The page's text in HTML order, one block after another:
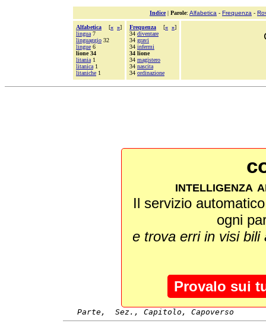
Indice| Parole: Alfabetica - Frequenza -
Alfabetica [« »]
lingua 7
linguaggio 32
lingue 6
lione 34
litania 1
litanica 1
litaniche 1
Frequenza [« »]
34 diventare
34 gravi
34 infermi
34 lione
34 magistero
34 nascita
34 ordinazione
intelligenza
Il servizio
ogni
e trova erri in visi
Provalo sui
Parte,  Sez., Capitolo, Capoverso